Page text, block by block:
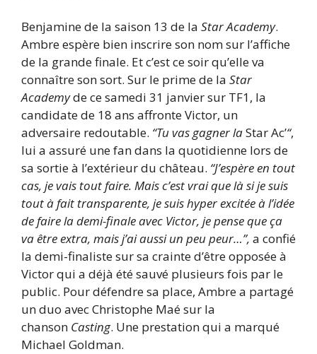
Benjamine de la saison 13 de la Star Academy.
Ambre espère bien inscrire son nom sur l’affiche
de la grande finale. Et c’est ce soir qu’elle va
connaître son sort. Sur le prime de la Star
Academyde ce samedi 31 janvier sur TF1, la
candidate de 18 ans affronte Victor, un
adversaire redoutable. “Tu vas gagner laStar Ac’“,
lui a assuré une fan dans la quotidienne lors de
sa sortie à l’extérieur du château. “J’espère en tout
cas, je vais tout faire. Mais c’est vrai que là si je suis
tout à fait transparente, je suis hyper excitée à l’idée
de faire la demi-finale avec Victor, je pense que ça
va être extra, mais j’ai aussi un peu peur…”, a confié
la demi-finaliste sur sa crainte d’être opposée à
Victor qui a déjà été sauvé plusieurs fois par le
public. Pour défendre sa place, Ambre a partagé
un duo avec Christophe Maé sur la
chanson Casting. Une prestation qui a marqué
Michael Goldman.